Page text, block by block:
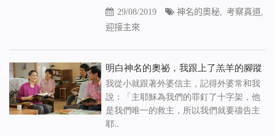
29/08/2019 神名的奧秘, 考察真道,
迎接主來
明白神名的奧祕，我跟上了羔羊的腳蹤
我從小就跟著外婆信主，記得外婆常和我
說：「主耶穌為我們的罪釘了十字架，他
是我們唯一的救主，所以我們就要禱告主
耶..